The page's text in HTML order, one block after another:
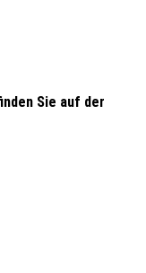
Sie auf der